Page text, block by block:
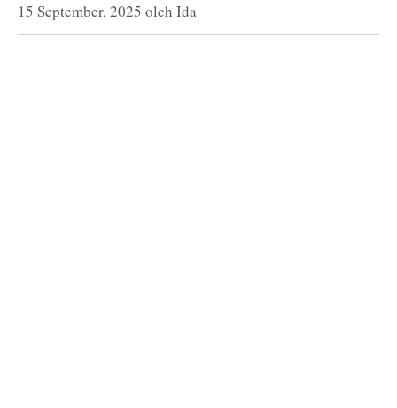
15 September, 2025 oleh Ida